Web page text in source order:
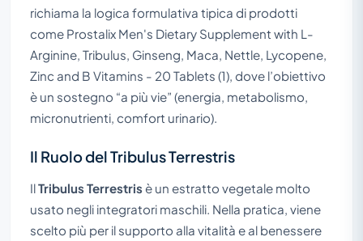
richiama la logica formulativa tipica di prodotti
come Prostalix Men's Dietary Supplement with L-
Arginine, Tribulus, Ginseng, Maca, Nettle, Lycopene,
Zinc and B Vitamins - 20 Tablets (1) , dove l’obiettivo
è un sostegno “a più vie” (energia, metabolismo,
micronutrienti, comfort urinario).
Il Ruolo del Tribulus Terrestris
IlTribulus Terrestrisè un estratto vegetale molto
usato negli integratori maschili. Nella pratica, viene
scelto più per il supporto alla vitalità e al benessere